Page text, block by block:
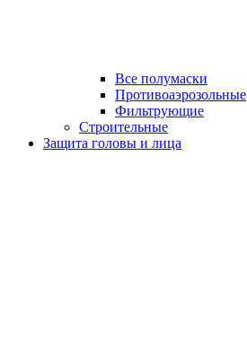
Все полумаски
Противоаэрозольные
Фильтрующие
Строительные
Защита головы и лица